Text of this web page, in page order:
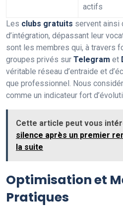
actifs
Les clubs gratuits servent ainsi
d’intégration, dépassant leur
sont les membres qui, à travers
groupes privés sur Telegram et
véritable réseau d’entraide et
que professionnel. Nous
comme un indicateur fort
Cette article peut vous
silence après un premier
la suite
Optimisation et
Pratiques